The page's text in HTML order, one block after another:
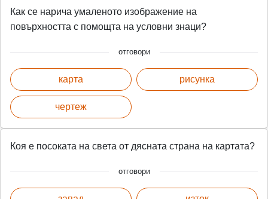
Как се нарича умаленото изображение на
повърхността с помощта на условни знаци?
отговори
карта
чертеж
рисунка
Коя е посоката на света от дясната страна на картата?
отговори